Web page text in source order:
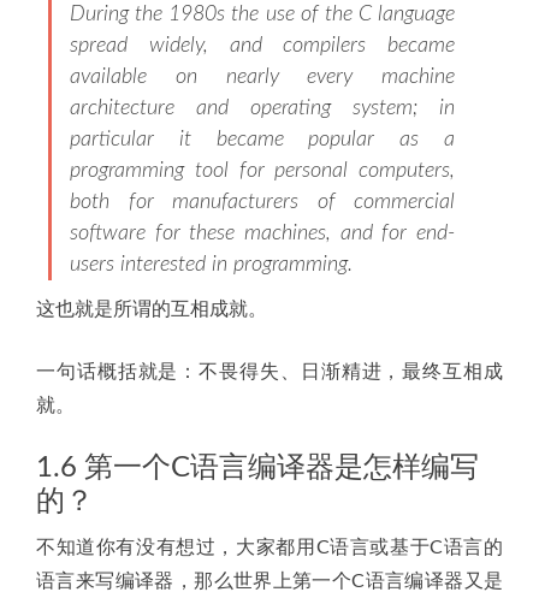
During the 1980s the use of the C language
spread widely, and compilers became
available on nearly every machine
architecture and operating system; in
particular it became popular as a
programming tool for personal computers,
both for manufacturers of commercial
software for these machines, and for end-
users interested in programming.
这也就是所谓的互相成就。
一句话概括就是：不畏得失、日渐精进，最终互相成
就。
1.6 第一个C语言编译器是怎样编写
的？
不知道你有没有想过，大家都用C语言或基于C语言的
语言来写编译器，那么世界上第一个C语言编译器又是